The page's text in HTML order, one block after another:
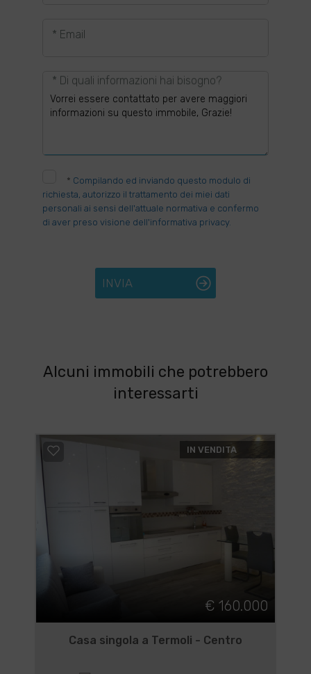
* Email
* Di quali informazioni hai bisogno?
* Compilando ed inviando questo modulo di
richiesta, autorizzo il trattamento dei miei dati
personali ai sensi dell'attuale normativa e confermo
di aver preso visione dell'informativa privacy.
INVIA
Alcuni immobili che potrebbero
interessarti
IN VENDITA
€ 160.000
Casa singola a Termoli - Centro